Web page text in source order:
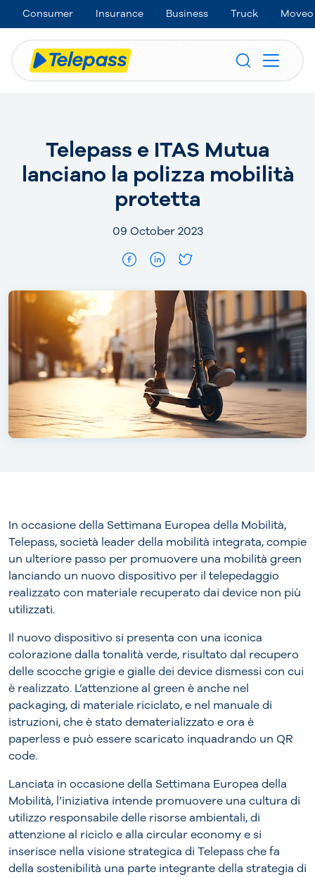
Consumer Insurance Business Truck Moveo
Telepass e ITAS Mutua
lanciano la polizza mobilità
protetta
09 October 2023
In occasione della Settimana Europea della Mobilità,
Telepass, società leader della mobilità integrata, compie
un ulteriore passo per promuovere una mobilità green
lanciando un nuovo dispositivo per il telepedaggio
realizzato con materiale recuperato dai device non più
utilizzati.
Il nuovo dispositivo si presenta con una iconica
colorazione dalla tonalità verde, risultato dal recupero
delle scocche grigie e gialle dei device dismessi con cui
è realizzato. L’attenzione al green è anche nel
packaging, di materiale riciclato, e nel manuale di
istruzioni, che è stato dematerializzato e ora è
paperless e può essere scaricato inquadrando un QR
code.
Lanciata in occasione della Settimana Europea della
Mobilità, l’iniziativa intende promuovere una cultura di
utilizzo responsabile delle risorse ambientali, di
attenzione al riciclo e alla circular economy e si
inserisce nella visione strategica di Telepass che fa
della sostenibilità una parte integrante della strategia di